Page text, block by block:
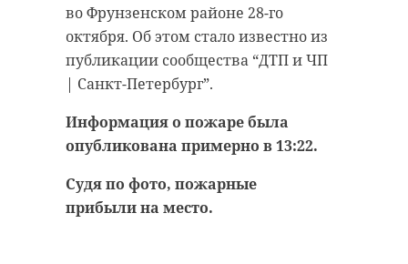
во Фрунзенском районе 28-го
октября. Об этом стало известно из
публикации сообщества “ДТП и ЧП
| Санкт-Петербург”.
Информация о пожаре была
опубликована примерно в 13:22.
Судя по фото, пожарные
прибыли на место.
Сейчас расчищают рамы, снимают
старый слой краски.
Руслан Семенченко мечтает,
чтобы историки-профессионалы